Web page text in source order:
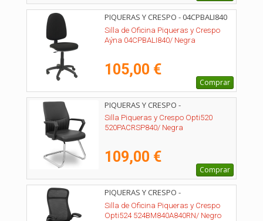
PIQUERAS Y CRESPO - 04CPBALI840
Silla de Oficina Piqueras y Crespo
Aýna 04CPBALI840/ Negra
105,00 €
Comprar
PIQUERAS Y CRESPO -
520PACRSP840
Silla Piqueras y Crespo Opti520
520PACRSP840/ Negra
109,00 €
Comprar
PIQUERAS Y CRESPO -
524BM840A840RN
Silla de Oficina Piqueras y Crespo
Opti524 524BM840A840RN/ Negro